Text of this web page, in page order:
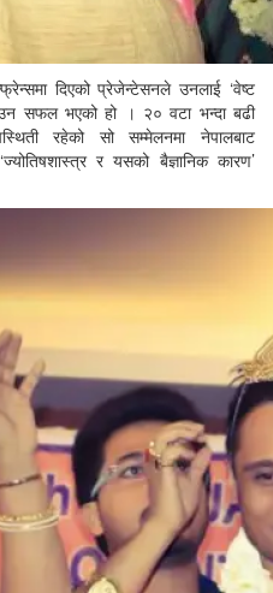
दिएको प्रेजेन्टेसनले उनलाई ‘वेष्ट
सफल भएको हो । २० वटा भन्दा बढी
रहेको सो सम्मेलनमा नेपालबाट
र यसको बैज्ञानिक कारण’